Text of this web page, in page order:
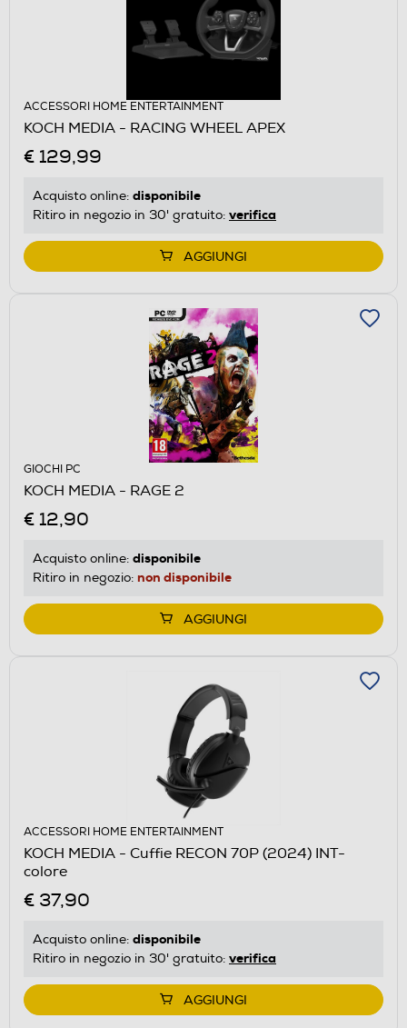
ACCESSORI HOME ENTERTAINMENT
KOCH MEDIA - RACING WHEEL APEX
€ 129,99
Acquisto online: disponibile
Ritiro in negozio in 30' gratuito: verifica
AGGIUNGI
GIOCHI PC
KOCH MEDIA - RAGE 2
€ 12,90
Acquisto online: disponibile
Ritiro in negozio: non disponibile
AGGIUNGI
ACCESSORI HOME ENTERTAINMENT
KOCH MEDIA - Cuffie RECON 70P (2024) INT-
colore
€ 37,90
Acquisto online: disponibile
Ritiro in negozio in 30' gratuito: verifica
AGGIUNGI